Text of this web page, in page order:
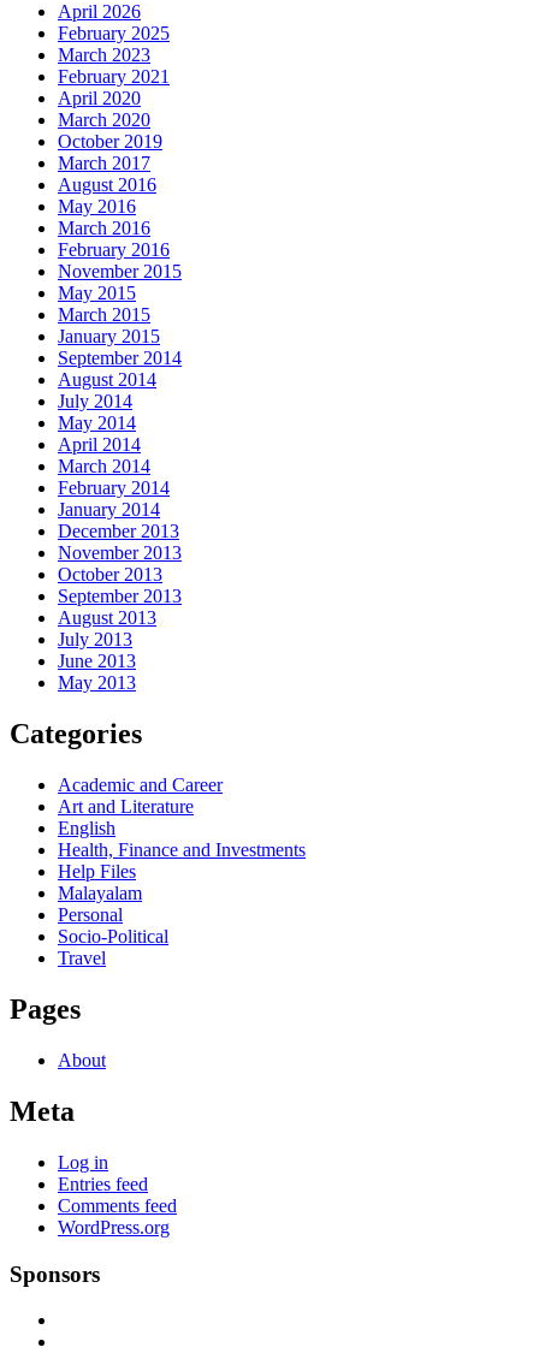
April 2026
February 2025
March 2023
February 2021
April 2020
March 2020
October 2019
March 2017
August 2016
May 2016
March 2016
February 2016
November 2015
May 2015
March 2015
January 2015
September 2014
August 2014
July 2014
May 2014
April 2014
March 2014
February 2014
January 2014
December 2013
November 2013
October 2013
September 2013
August 2013
July 2013
June 2013
May 2013
Categories
Academic and Career
Art and Literature
English
Health, Finance and Investments
Help Files
Malayalam
Personal
Socio-Political
Travel
Pages
About
Meta
Log in
Entries feed
Comments feed
WordPress.org
Sponsors